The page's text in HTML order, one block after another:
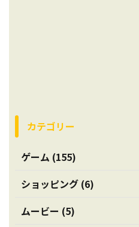
カテゴリー
ゲーム (155)
ショッピング (6)
ムービー (5)